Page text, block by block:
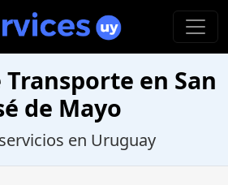
en San
de Mayo
en Uruguay